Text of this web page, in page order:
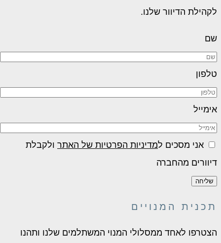
הדיוור שלנו.
אני מסכים ל מדיניות הפרטיות של האתרולקבלת
מהחברה
שליחה
המנויים
לאחד ממסלולי המנוי המשתלמים שלנו ותהנו